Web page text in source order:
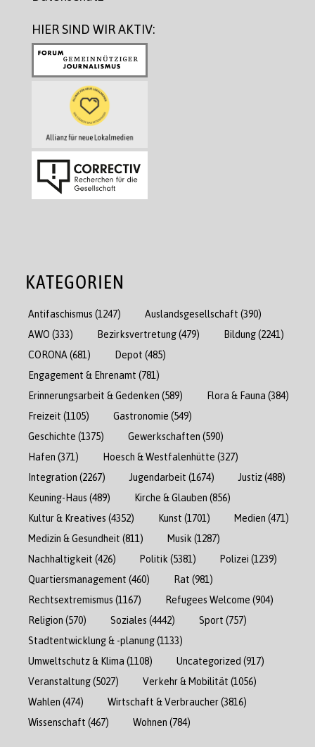
HIER SIND WIR AKTIV:
KATEGORIEN
Antifaschismus (1247) Auslandsgesellschaft (390)
AWO (333) Bezirksvertretung(479) Bildung(2241)
CORONA (681) Depot (485)
Engagement & Ehrenamt (781)
Erinnerungsarbeit & Gedenken (589) Flora & Fauna (384)
Freizeit (1105) Gastronomie (549)
Geschichte (1375) Gewerkschaften (590)
Hafen (371) Hoesch & Westfalenhütte (327)
Integration (2267) Jugendarbeit (1674) Justiz(488)
Keuning-Haus (489) Kirche & Glauben (856)
Kultur & Kreatives (4352) Kunst (1701) Medien (471)
Medizin & Gesundheit (811) Musik (1287)
Nachhaltigkeit (426) Politik (5381) Polizei (1239)
Quartiersmanagement (460) Rat (981)
Rechtsextremismus (1167) Refugees Welcome (904)
Religion (570) Soziales (4442) Sport (757)
Stadtentwicklung & -planung(1133)
Umweltschutz & Klima (1108) Uncategorized (917)
Veranstaltung(5027) Verkehr & Mobilität (1056)
Wahlen (474) Wirtschaft & Verbraucher(3816)
Wissenschaft (467) Wohnen (784)